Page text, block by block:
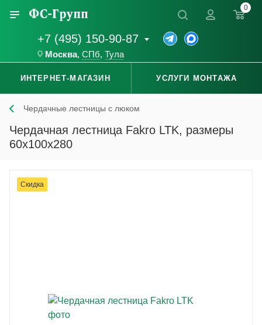
+7 (495) 150-90-87
Москва, СПб, Тула
0
ИНТЕРНЕТ-МАГАЗИН УСЛУГИ МОНТАЖА
Чердачные лестницы с люком
Чердачная лестница Fakro LTK, размеры
60x100x280
Скидка